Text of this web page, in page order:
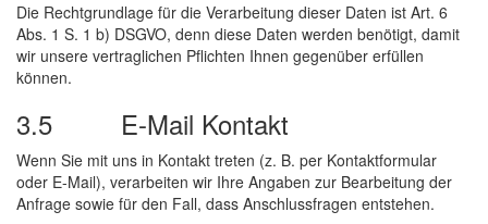
Die Rechtgrundlage für die Verarbeitung dieser Daten ist Art. 6
Abs. 1 S. 1 b) DSGVO, denn diese Daten werden benötigt, damit
wir unsere vertraglichen Pflichten Ihnen gegenüber erfüllen
können.
3.5 E-Mail Kontakt
Wenn Sie mit uns in Kontakt treten (z. B. per Kontaktformular
oder E-Mail), verarbeiten wir Ihre Angaben zur Bearbeitung der
Anfrage sowie für den Fall, dass Anschlussfragen entstehen.